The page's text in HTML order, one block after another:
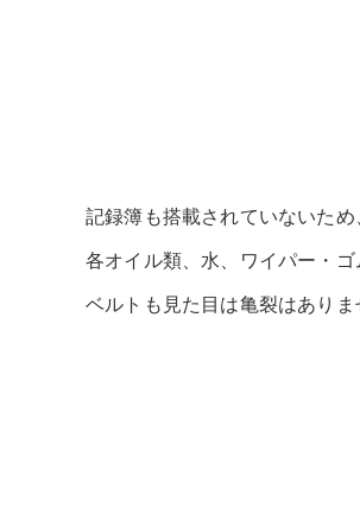
記録簿も搭載されていないため
各オイル類、水、ワイパー・ゴ
ベルトも見た目は亀裂はあり